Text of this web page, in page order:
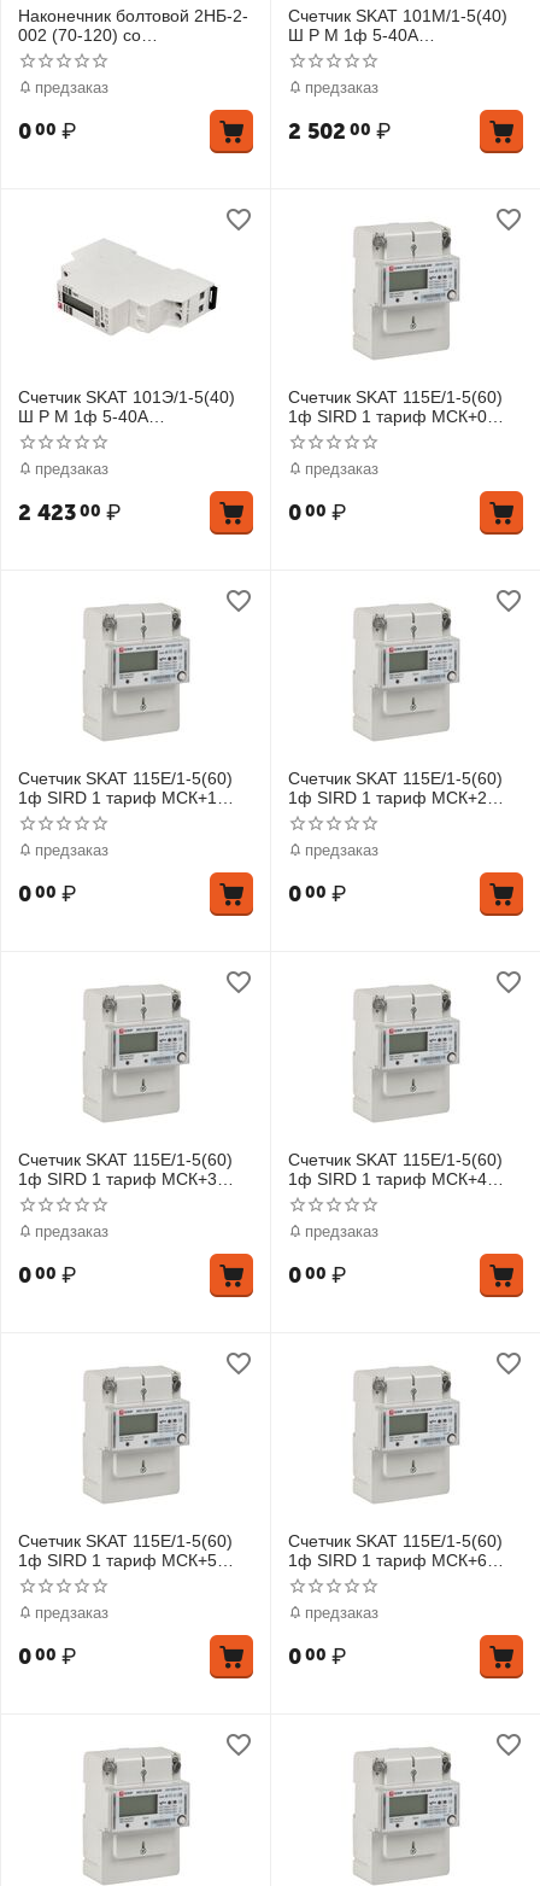
Наконечник болтовой 2НБ-2-
002 (70-120) со
срывнымиболтами
предзаказ
000 ₽
Счетчик SKAT 101М/1-5(40)
Ш Р M 1ф 5-40А
многотариф. модульный без
поверки EKF 10105M
предзаказ
2 502 00 ₽
Счетчик SKAT 101Э/1-5(40)
Ш Р M 1ф 5-40А
многотариф. модульный без
поверки EKF 10106M
предзаказ
2 42300 ₽
Счетчик SKAT 115E/1-5(60)
1ф SIRD 1 тариф МСК+0
EKF 11501R-1-0
предзаказ
000 ₽
Счетчик SKAT 115E/1-5(60)
1ф SIRD 1 тариф МСК+1
EKF 11501R-1-1
предзаказ
000 ₽
Счетчик SKAT 115E/1-5(60)
1ф SIRD 1 тариф МСК+2
EKF 11501R-1-2
предзаказ
000 ₽
Счетчик SKAT 115E/1-5(60)
1ф SIRD 1 тариф МСК+3
EKF 11501R-1-3
предзаказ
000 ₽
Счетчик SKAT 115E/1-5(60)
1ф SIRD 1 тариф МСК+4
EKF 11501R-1-4
предзаказ
000 ₽
Счетчик SKAT 115E/1-5(60)
1ф SIRD 1 тариф МСК+5
EKF 11501R-1-5
предзаказ
000 ₽
Счетчик SKAT 115E/1-5(60)
1ф SIRD 1 тариф МСК+6
EKF 11501R-1-6
предзаказ
000 ₽